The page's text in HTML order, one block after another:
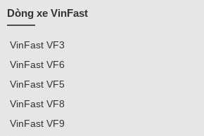
Dòng xe VinFast
VinFast VF3
VinFast VF6
VinFast VF5
VinFast VF8
VinFast VF9